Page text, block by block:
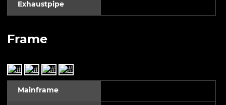
Exhaustpipe
Frame
Mainframe